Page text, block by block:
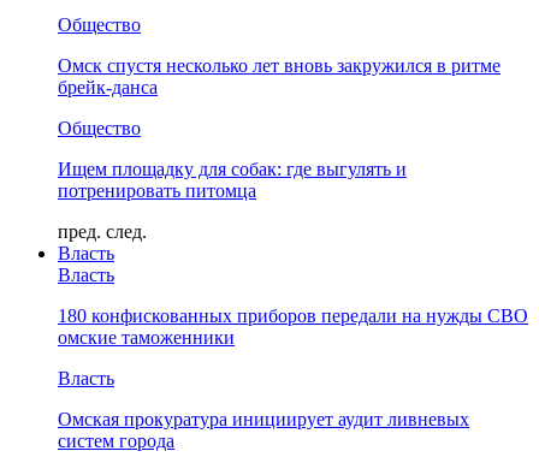
Общество
Омск спустя несколько лет вновь закружился в ритме
брейк-данса
Общество
Ищем площадку для собак: где выгулять и
потренировать питомца
пред. след.
Власть
Власть
180 конфискованных приборов передали на нужды СВО
омские таможенники
Власть
Омская прокуратура инициирует аудит ливневых
систем города